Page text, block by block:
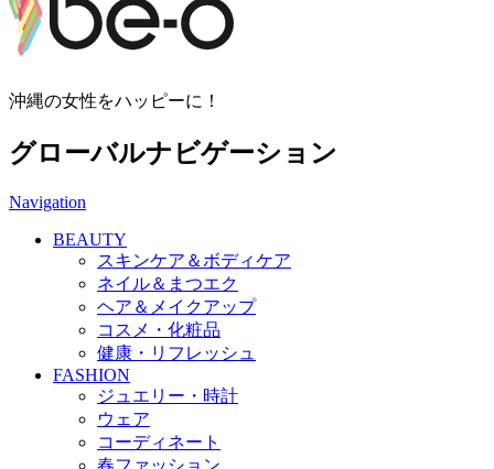
沖縄の女性をハッピーに！
グローバルナビゲーション
Navigation
BEAUTY
スキンケア＆ボディケア
ネイル＆まつエク
ヘア＆メイクアップ
コスメ・化粧品
健康・リフレッシュ
FASHION
ジュエリー・時計
ウェア
コーディネート
春ファッション